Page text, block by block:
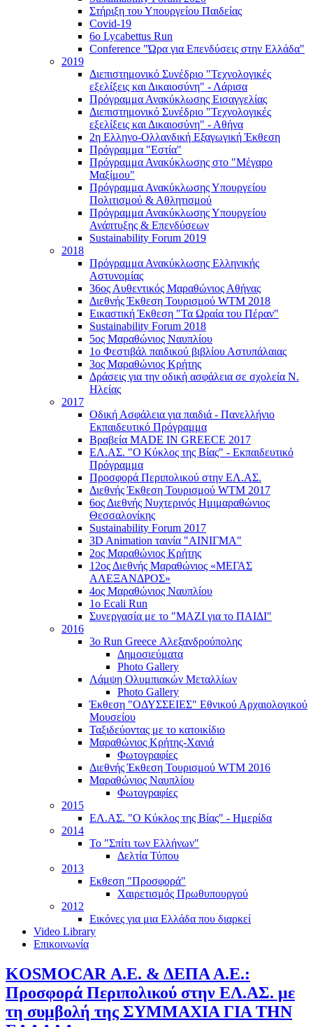
Στήριξη του Υπουργείου Παιδείας
Covid-19
6ο Lycabettus Run
Conference "Ώρα για Επενδύσεις στην Ελλάδα"
2019
Διεπιστημονικό Συνέδριο "Τεχνολογικές
εξελίξεις και Δικαιοσύνη" - Λάρισα
Πρόγραμμα Ανακύκλωσης Εισαγγελίας
Διεπιστημονικό Συνέδριο "Τεχνολογικές
εξελίξεις και Δικαιοσύνη" - Αθήνα
2η Ελληνο-Ολλανδική Εξαγωγική Έκθεση
Πρόγραμμα "Εστία"
Πρόγραμμα Ανακύκλωσης στο "Μέγαρο
Μαξίμου"
Πρόγραμμα Ανακύκλωσης Υπουργείου
Πολιτισμού & Αθλητισμού
Πρόγραμμα Ανακύκλωσης Υπουργείου
Ανάπτυξης & Επενδύσεων
Sustainability Forum 2019
2018
Πρόγραμμα Ανακύκλωσης Ελληνικής
Αστυνομίας
36ος Αυθεντικός Μαραθώνιος Αθήνας
Διεθνής Έκθεση Τουρισμού WTM 2018
Εικαστική Έκθεση "Τα Ωραία του Πέραν"
Sustainability Forum 2018
5ος Μαραθώνιος Ναυπλίου
1ο Φεστιβάλ παιδικού βιβλίου Αστυπάλαιας
3ος Μαραθώνιος Κρήτης
Δράσεις για την οδική ασφάλεια σε σχολεία Ν.
Ηλείας
2017
Οδική Ασφάλεια για παιδιά - Πανελλήνιο
Εκπαιδευτικό Πρόγραμμα
Βραβεία MADE IN GREECE 2017
ΕΛ.ΑΣ. "Ο Κύκλος της Βίας" - Εκπαιδευτικό
Πρόγραμμα
Προσφορά Περιπολικού στην ΕΛ.ΑΣ.
Διεθνής Έκθεση Τουρισμού WTM 2017
6ος Διεθνής Νυχτερινός Ημιμαραθώνιος
Θεσσαλονίκης
Sustainability Forum 2017
3D Animation ταινία "ΑΙΝΙΓΜΑ"
2ος Μαραθώνιος Κρήτης
12ος Διεθνής Μαραθώνιος «ΜΕΓΑΣ
ΑΛΕΞΑΝΔΡΟΣ»
4ος Μαραθώνιος Ναυπλίου
1ο Ecali Run
Συνεργασία με το "ΜΑΖΙ για το ΠΑΙΔΙ"
2016
3ο Run Greece Αλεξανδρούπολης
Δημοσιεύματα
Photo Gallery
Λάμψη Ολυμπιακών Μεταλλίων
Photo Gallery
Έκθεση "ΟΔΥΣΣΕΙΕΣ" Εθνικού Αρχαιολογικού
Μουσείου
Ταξιδεύοντας με το κατοικίδιο
Μαραθώνιος Κρήτης-Χανιά
Φωτογραφίες
Διεθνής Έκθεση Τουρισμού WTM 2016
Μαραθώνιος Ναυπλίου
Φωτογραφίες
2015
ΕΛ.ΑΣ. "Ο Κύκλος της Βίας" - Ημερίδα
2014
Το "Σπίτι των Ελλήνων"
Δελτία Τύπου
2013
Εκθεση "Προσφορά"
Χαιρετισμός Πρωθυπουργού
2012
Εικόνες για μια Ελλάδα που διαρκεί
Video Library
Επικοινωνία
KOSMOCAR Α.Ε. & ΔΕΠΑ Α.Ε.:
Προσφορά Περιπολικού στην ΕΛ.ΑΣ. με
τη συμβολή της ΣΥΜΜΑΧΙΑ ΓΙΑ ΤΗΝ